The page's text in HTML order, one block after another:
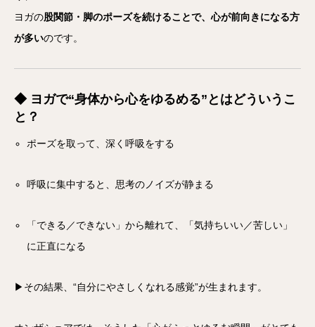
ヨガの股関節・脚のポーズを続けることで、心が前向きになる方
が多いのです。
◆ ヨガで“身体から心をゆるめる”とはどういうこ
と？
ポーズを取って、深く呼吸をする
呼吸に集中すると、思考のノイズが静まる
「できる／できない」から離れて、「気持ちいい／苦しい」
に正直になる
▶その結果、“自分にやさしくなれる感覚”が生まれます。